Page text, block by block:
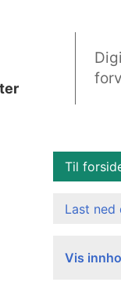
Til
Last ned
Vis